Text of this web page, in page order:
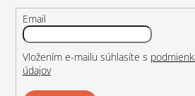
Email
Vložením e-mailu súhlasíte s
údajov